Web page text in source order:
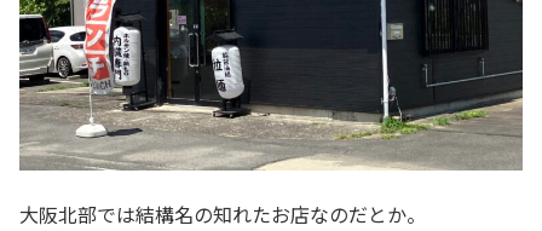
大阪北部では結構名の知れたお店なのだとか。